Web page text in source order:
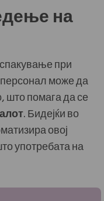
на
при
може да
што помага да се
. Бидејќи во
овој
употребата на